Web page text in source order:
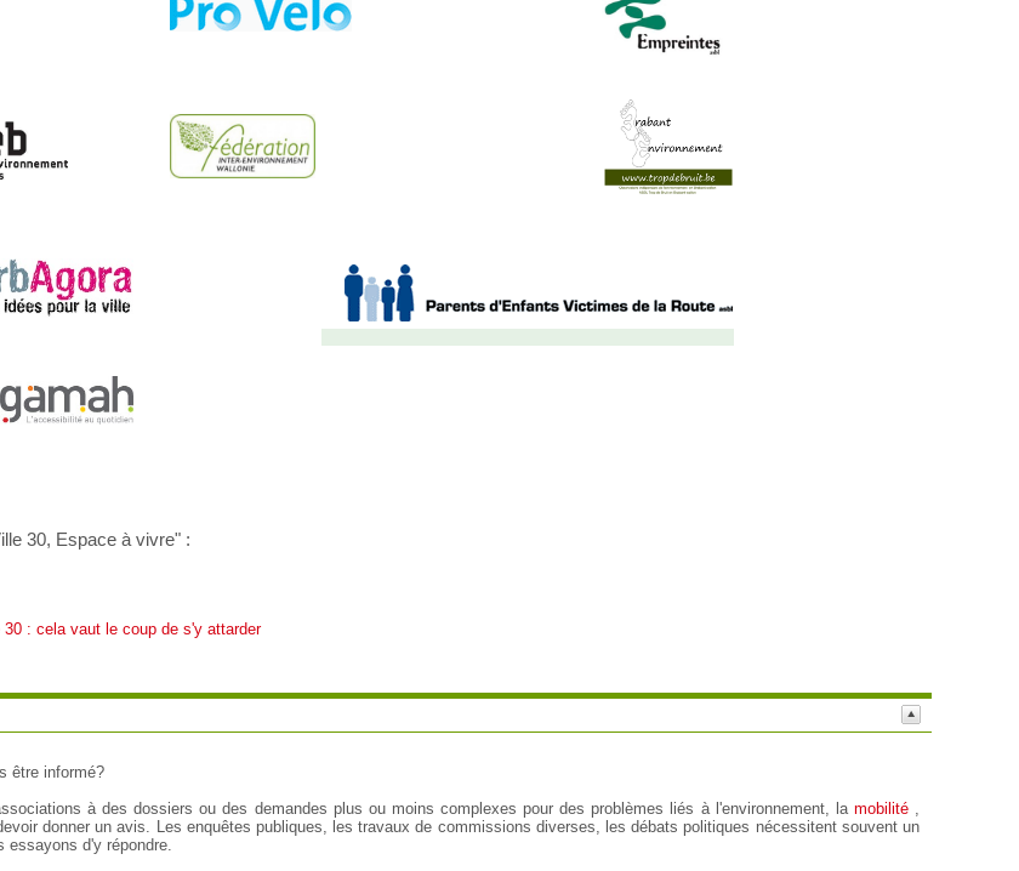
30, Espace à vivre" :
30 : cela vaut le coup de s'y attarder
être informé?
à des dossiers ou des demandes plus ou moins complexes pour des problèmes liés à l'environnement, la mobilité,
donner un avis. Les enquêtes publiques, les travaux de commissions diverses, les débats politiques nécessitent souvent un
essayons d'y répondre.